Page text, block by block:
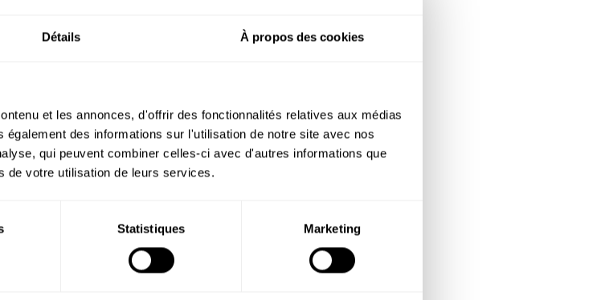
Détails À propos des cookies
et les annonces, d'offrir des fonctionnalités relatives aux médias
des informations sur l'utilisation de notre site avec nos
qui peuvent combiner celles-ci avec d'autres informations que
de votre utilisation de leurs services.
Statistiques Marketing
incluidos los gestos que «siempre se han hecho así»
sin distinción entre perfiles junior y senior
estos puntos ciegos? C2D Prévention realiza un
precisión los riesgos según el perfil y la
una prevención que tenga
real del cerebro, y no de un operario teórico